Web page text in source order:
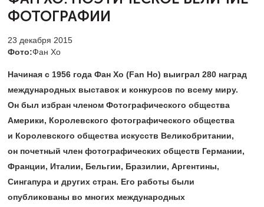
ФОТОГРАФИИ
23 декабря 2015
Фото:Фан Хо
Начиная с 1956 года Фан Хо (Fan Ho) выиграл 280 наград
международных выставок и конкурсов по всему миру.
Он был избран членом Фотографического общества
Америки, Королевского фотографического общества
и Королевского общества искусств Великобритании,
он почетный член фотографических обществ Германии,
Франции, Италии, Бельгии, Бразилии, Аргентины,
Сингапура и других стран. Его работы были
опубликованы во многих международных